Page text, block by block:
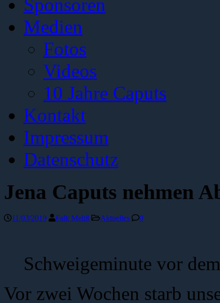
Sponsoren
Medien
Fotos
Videos
10 Jahre Caputs
Kontakt
Impressum
Datenschutz
Jena Caputs nehmen
11/03/2019 Falk Meliß Aktuelles 0
Schweigeminute vor
Vor zwei Wochen starb